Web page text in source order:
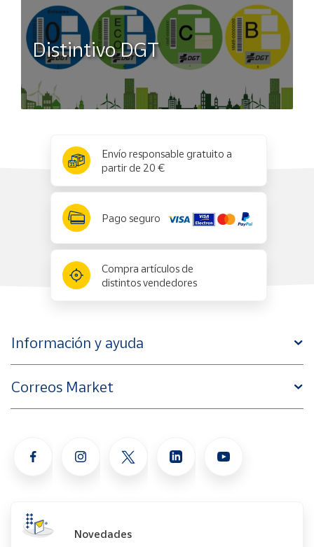
Distintivo DGT
Envío responsable gratuito a
partir de 20 €
Pago seguro
Compra artículos de
distintos vendedores
Información y ayuda
Correos Market
Novedades